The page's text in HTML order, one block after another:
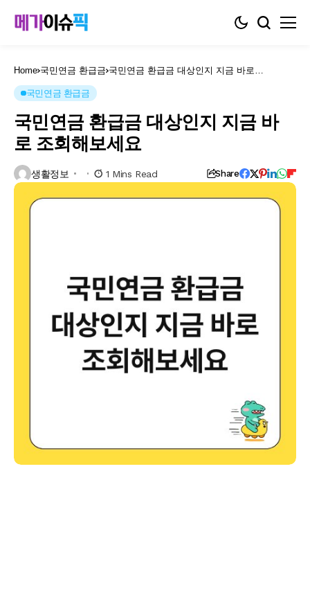
Home 국민연금 환급금 국민연금 환급금 대상인지 지금 바로
국민연금 환급금
국민연금 환급금 대상인지 지금 바
로 조회해보세요
생활정보 1 Mins Read Share